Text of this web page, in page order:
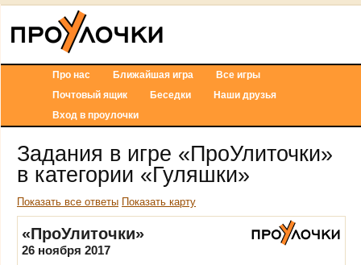
Про нас Ближайшая игра
Все игры
Почтовый ящик
Беседки
Наши друзья
Вход в проулочки
Задания в игре «ПроУлиточки»
в категории «Гуляшки»
Показать все ответы Показать карту
«ПроУлиточки»
26 ноября 2017